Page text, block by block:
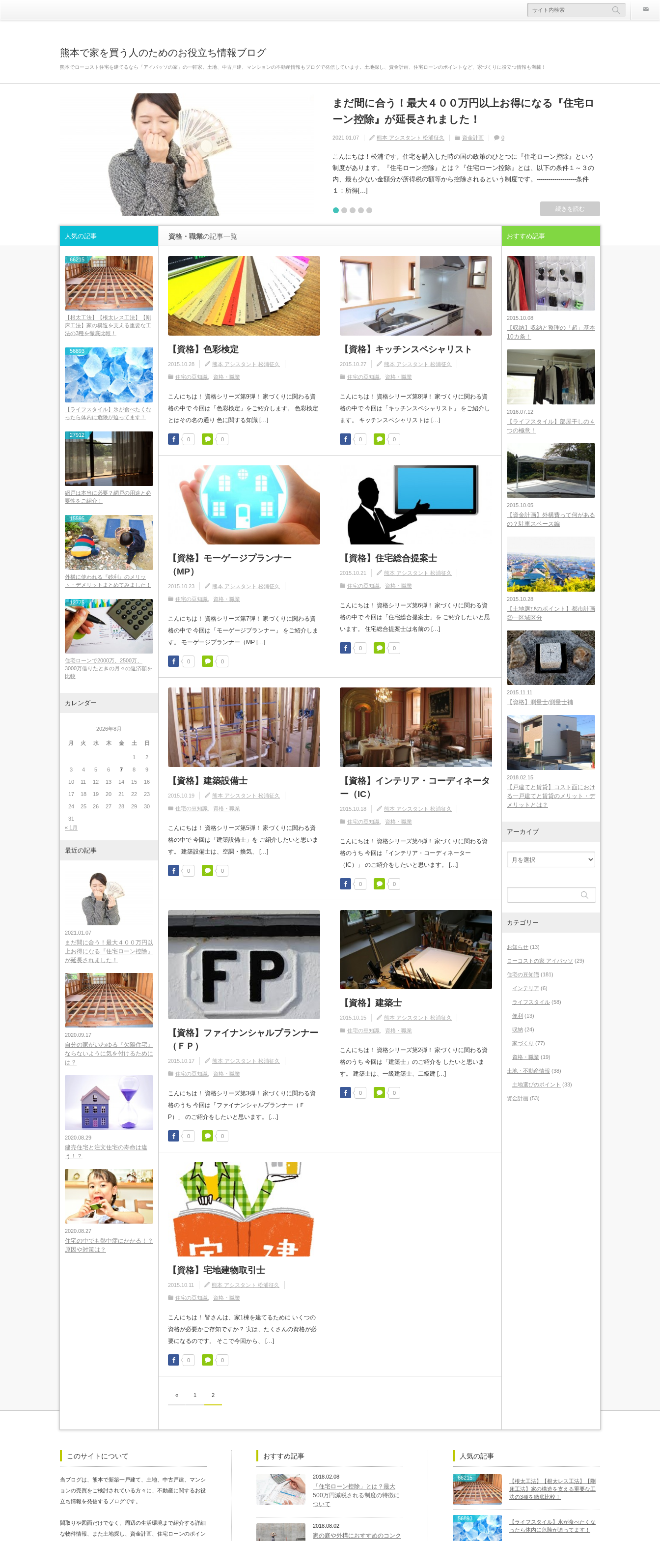
熊本で家を買う人のためのお役立ち情報ブログ
熊本でローコスト住宅を建てるなら「アイパッソの家」の一軒家。土地、中古戸建、マンションの不動産情報もブログで発信しています。土地探し、資金計画、住宅ローンのポイントなど、家づくりに役立つ情報も満載！
まだ間に合う！最大４００万円以上お得になる『住宅ロ
ーン控除』が延長されました！
2021.01.07 熊本 アシスタント 松浦征久 資金計画 0
こんにちは！松浦です。住宅を購入した時の国の政策のひとつに『住宅ローン控除』という
制度があります。『住宅ローン控除』とは？『住宅ローン控除』とは、以下の条件１～３の
内、最も少ない金額分が所得税の額等から控除されるという制度です。--------------------条件
１：所得[...]
続きを読む
自分の家がいわゆる『欠陥住宅』ならないように気を付
けるためには？
2020.09.17 熊本 アシスタント 松浦征久 住宅の豆知識 家づくり
建売住宅と注文住宅の寿命は違う！？
2020.08.29 熊本 アシスタント 松浦征久 住宅の豆知識
住宅の中でも熱中症にかかる！？原因や対策は？
2020.08.27 熊本 アシスタント 松浦征久 ライフスタイル
【火災保険】万が一の災害や事故の時にどこまで補償さ
れるの？
2020.07.11 熊本 アシスタント 松浦征久 住宅の豆知識 家づくり
1 2 3 4
資格・職業の記事一覧
【資格】色彩検定
2015.10.28 熊本 アシスタント 松浦征久
住宅の豆知識 資格・職業
こんにちは！ 資格シリーズ第9弾！ 家づくりに関わる資
格の中で 今回は「色彩検定」をご紹介します。 色彩検定
とはその名の通り 色に関する知識 […]
0 0
【資格】キッチンスペシャリスト
2015.10.27 熊本 アシスタント 松浦征久
住宅の豆知識 資格・職業
こんにちは！ 資格シリーズ第8弾！ 家づくりに関わる資
格の中で 今回は「キッチンスペシャリスト」 をご紹介し
ます。 キッチンスペシャリストは […]
0 0
【資格】モーゲージプランナー
（MP）
2015.10.23 熊本 アシスタント 松浦征久
住宅の豆知識 資格・職業
こんにちは！ 資格シリーズ第7弾！ 家づくりに関わる資
格の中で 今回は「モーゲージプランナー」 をご紹介しま
す。 モーゲージプランナー（MP […]
0 0
【資格】住宅総合提案士
2015.10.21 熊本 アシスタント 松浦征久
住宅の豆知識 資格・職業
こんにちは！ 資格シリーズ第6弾！ 家づくりに関わる資
格の中で 今回は「住宅総合提案士」を ご紹介したいと思
います。 住宅総合提案士は名前の […]
0 0
【資格】建築設備士
2015.10.19 熊本 アシスタント 松浦征久
住宅の豆知識 資格・職業
こんにちは！ 資格シリーズ第5弾！ 家づくりに関わる資
格の中で 今回は「建築設備士」を ご紹介したいと思いま
す。 建築設備士は、空調・換気、 […]
0 0
【資格】インテリア・コーディネータ
ー（IC）
2015.10.18 熊本 アシスタント 松浦征久
住宅の豆知識 資格・職業
こんにちは！ 資格シリーズ第4弾！ 家づくりに関わる資
格のうち 今回は「インテリア・コーディネーター
（IC）」 のご紹介をしたいと思います。 […]
0 0
【資格】ファイナンシャルプランナー
（ＦＰ）
2015.10.17 熊本 アシスタント 松浦征久
住宅の豆知識 資格・職業
こんにちは！ 資格シリーズ第3弾！ 家づくりに関わる資
格のうち 今回は「ファイナンシャルプランナー（Ｆ
P）」 のご紹介をしたいと思います。 […]
0 0
【資格】建築士
2015.10.15 熊本 アシスタント 松浦征久
住宅の豆知識 資格・職業
こんにちは！ 資格シリーズ第2弾！ 家づくりに関わる資
格のうち 今回は「建築士」のご紹介を したいと思いま
す。 建築士は、一級建築士、二級建 […]
0 0
【資格】宅地建物取引士
2015.10.11 熊本 アシスタント 松浦征久
住宅の豆知識 資格・職業
こんにちは！ 皆さんは、家1棟を建てるために いくつの
資格が必要かご存知ですか？ 実は、たくさんの資格が必
要になるのです。 そこで今回から、 […]
0 0
« 1 2
人気の記事
66215
【根太工法】【根太レス工法】【剛
床工法】家の構造を支える重要な工
法の3種を徹底比較！
56893
【ライフスタイル】氷が食べたくな
ったら体内に危険が迫ってます！
27912
網戸は本当に必要？網戸の用途と必
要性をご紹介！
15595
外構に使われる『砂利』のメリッ
ト・デメリットまとめてみました！
12775
住宅ローンで2000万、2500万、
3000万借りたときの月々の返済額を
比較
カレンダー
2026年8月
月 火 水 木 金 土 日
1 2
3 4 5 6 7 8 9
10 11 12 13 14 15 16
17 18 19 20 21 22 23
24 25 26 27 28 29 30
31
« 1月
最近の記事
2021.01.07
まだ間に合う！最大４００万円以
上お得になる『住宅ローン控除』
が延長されました！
2020.09.17
自分の家がいわゆる『欠陥住宅』
ならないように気を付けるために
は？
2020.08.29
建売住宅と注文住宅の寿命は違
う！？
2020.08.27
住宅の中でも熱中症にかかる！？
原因や対策は？
おすすめ記事
2015.10.08
【収納】収納と整理の「超」基本
10カ条！
2016.07.12
【ライフスタイル】部屋干しの４
つの極意！
2015.10.05
【資金計画】外構費って何がある
の？駐車スペース編
2015.10.28
【土地選びのポイント】都市計画
②―区域区分
2015.11.11
【資格】測量士/測量士補
2018.02.15
【戸建てと賃貸】コスト面におけ
る一戸建てと賃貸のメリット・デ
メリットとは？
アーカイブ
カテゴリー
お知らせ (13)
ローコストの家 アイパッソ (29)
住宅の豆知識 (181)
インテリア (6)
ライフスタイル (58)
便利 (13)
収納 (24)
家づくり (77)
資格・職業 (19)
土地・不動産情報 (38)
土地選びのポイント (33)
資金計画 (53)
このサイトについて
当ブログは、熊本で新築一戸建て、土地、中古戸建、マンシ
ョンの売買をご検討されている方々に、不動産に関するお役
立ち情報を発信するブログです。
間取りや図面だけでなく、周辺の生活環境まで紹介する詳細
な物件情報、また土地探し、資金計画、住宅ローンのポイン
おすすめ記事
2018.02.08
「住宅ローン控除」とは？最大
500万円減税される制度の特徴に
ついて
2018.08.02
家の庭や外構におすすめのコンク
人気の記事
66215
【根太工法】【根太レス工法】【剛
床工法】家の構造を支える重要な工
法の3種を徹底比較！
56893
【ライフスタイル】氷が食べたくな
ったら体内に危険が迫ってます！